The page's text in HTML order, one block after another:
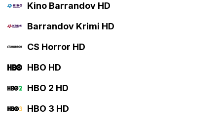
Kino Barrandov HD
Barrandov Krimi HD
CS Horror HD
HBO HD
HBO 2 HD
HBO 3 HD